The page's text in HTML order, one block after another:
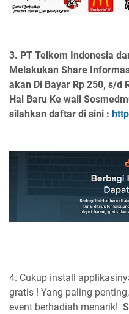
3. PT Telkom Indonesia
Melakukan Share
akan Di Bayar Rp 250, s/d
Hal Baru Ke wall
silahkan daftar di sini :
4. Cukup install
gratis ! Yang paling
event berhadiah menarik!